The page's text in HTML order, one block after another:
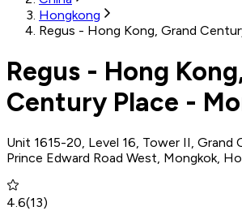
Hongkong
Regus - Hong Kong, Grand
Regus - Hong
Century Place -
Unit 1615-20, Level 16, Tower II, Grand
Prince Edward Road West, Mongkok,
4.6(13)